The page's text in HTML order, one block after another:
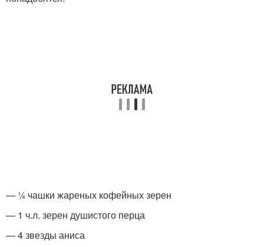
— ¼ чашки жареных кофейных зерен
— 1 ч.л. зерен душистого перца
— 4 звезды аниса